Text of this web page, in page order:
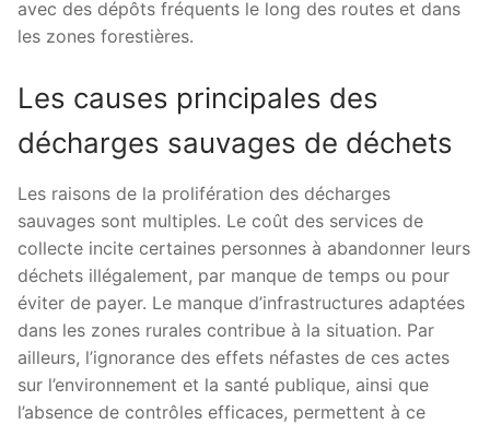
avec des dépôts fréquents le long des routes et dans
les zones forestières.
Les causes principales des
décharges sauvages de déchets
Les raisons de la prolifération des décharges
sauvages sont multiples. Le coût des services de
collecte incite certaines personnes à abandonner leurs
déchets illégalement, par manque de temps ou pour
éviter de payer. Le manque d’infrastructures adaptées
dans les zones rurales contribue à la situation. Par
ailleurs, l’ignorance des effets néfastes de ces actes
sur l’environnement et la santé publique, ainsi que
l’absence de contrôles efficaces, permettent à ce